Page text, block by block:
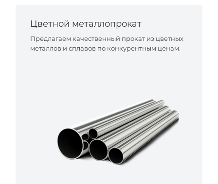
Цветной металлопрокат
Предлагаем качественный прокат из цветных
металлов и сплавов по конкурентным ценам.